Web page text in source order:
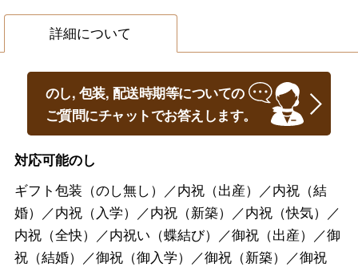
詳細について
のし, 包装, 配送時期等についての
ご質問にチャットでお答えします。
対応可能のし
ギフト包装（のし無し）／内祝（出産）／内祝（結
婚）／内祝（入学）／内祝（新築）／内祝（快気）／
内祝（全快）／内祝い（蝶結び）／御祝（出産）／御
祝（結婚）／御祝（御入学）／御祝（新築）／御祝